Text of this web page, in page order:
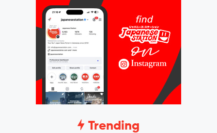
Trending